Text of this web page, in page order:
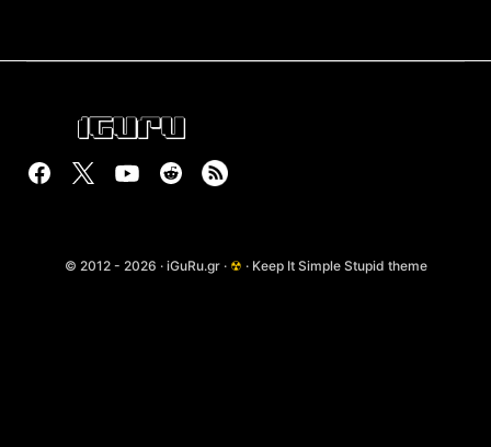
© 2012 - 2026 · iGuRu.gr · ☢ · Keep It Simple Stupid theme